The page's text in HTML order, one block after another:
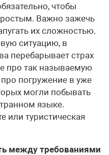
чтобы
Важно зажечь
их сложностью.
ситуацию, в
перебарывает страх
про так называемую
погружение в уже
могли побывать
языке.
или туристическая
между требованиями